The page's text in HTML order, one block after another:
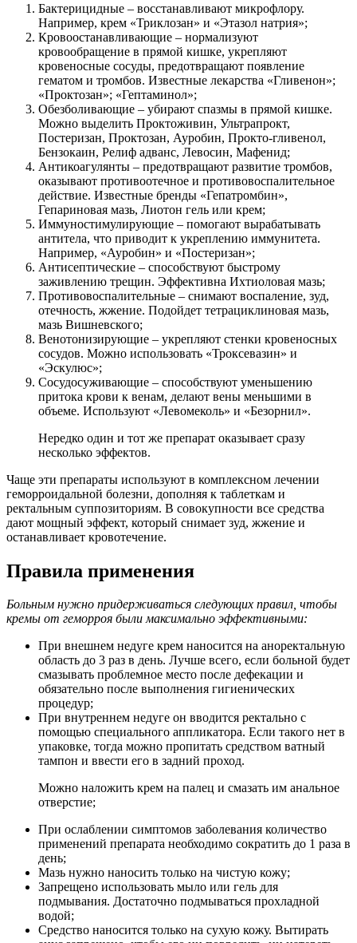
Бактерицидные – восстанавливают микрофлору.
Например, крем «Триклозан» и «Этазол натрия»;
Кровоостанавливающие – нормализуют
кровообращение в прямой кишке, укрепляют
кровеносные сосуды, предотвращают появление
гематом и тромбов. Известные лекарства «Гливенон»;
«Проктозан»; «Гептаминол»;
Обезболивающие – убирают спазмы в прямой кишке.
Можно выделить Проктоживин, Ультрапрокт,
Постеризан, Проктозан, Ауробин, Прокто-гливенол,
Бензокаин, Релиф адванс, Левосин, Мафенид;
Антикоагулянты – предотвращают развитие тромбов,
оказывают противоотечное и противовоспалительное
действие. Известные бренды «Гепатромбин»,
Гепариновая мазь, Лиотон гель или крем;
Иммуностимулирующие – помогают вырабатывать
антитела, что приводит к укреплению иммунитета.
Например, «Ауробин» и «Постеризан»;
Антисептические – способствуют быстрому
заживлению трещин. Эффективна Ихтиоловая мазь;
Противовоспалительные – снимают воспаление, зуд,
отечность, жжение. Подойдет тетрациклиновая мазь,
мазь Вишневского;
Венотонизирующие – укрепляют стенки кровеносных
сосудов. Можно использовать «Троксевазин» и
«Эскулюс»;
Сосудосуживающие – способствуют уменьшению
притока крови к венам, делают вены меньшими в
объеме. Используют «Левомеколь» и «Безорнил».
Нередко один и тот же препарат оказывает сразу
несколько эффектов.
Чаще эти препараты используют в комплексном лечении
геморроидальной болезни, дополняя к таблеткам и
ректальным суппозиториям. В совокупности все средства
дают мощный эффект, который снимает зуд, жжение и
останавливает кровотечение.
Правила применения
Больным нужно придерживаться следующих правил, чтобы
кремы от геморроя были максимально эффективными:
При внешнем недуге крем наносится на аноректальную
область до 3 раз в день. Лучше всего, если больной будет
смазывать проблемное место после дефекации и
обязательно после выполнения гигиенических
процедур;
При внутреннем недуге он вводится ректально с
помощью специального аппликатора. Если такого нет в
упаковке, тогда можно пропитать средством ватный
тампон и ввести его в задний проход.
Можно наложить крем на палец и смазать им анальное
отверстие;
При ослаблении симптомов заболевания количество
применений препарата необходимо сократить до 1 раза в
день;
Мазь нужно наносить только на чистую кожу;
Запрещено использовать мыло или гель для
подмывания. Достаточно подмываться прохладной
водой;
Средство наносится только на сухую кожу. Вытирать